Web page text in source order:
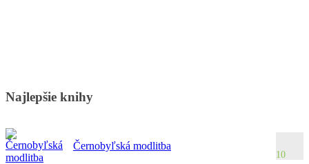
Najlepšie knihy
Černobyľská modlitba
10